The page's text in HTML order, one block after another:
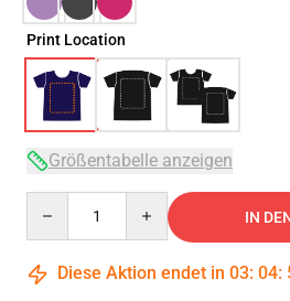
Print Location
Größentabelle anzeigen
IN
Diese Aktion endet in 03: 04: